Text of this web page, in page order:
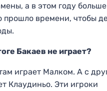
а в этом году больше
времени, чтобы
Бакаев не играет?
играет Малком. А с
Клаудиньо. Эти игроки